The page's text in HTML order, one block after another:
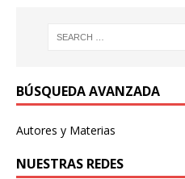
BÚSQUEDA AVANZADA
Autores y Materias
NUESTRAS REDES